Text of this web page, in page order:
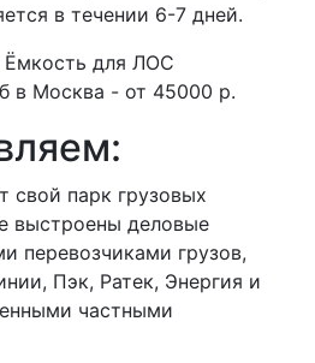
в течении 6-7 дней.
Ёмкость для ЛОС
в Москва - от 45000 р.
свой парк грузовых
выстроены деловые
перевозчиками грузов,
Пэк, Ратек, Энергия и
частными